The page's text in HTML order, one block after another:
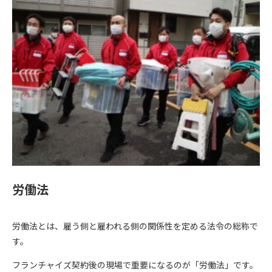
労働法
労働法とは、雇う側と雇われる側の関係性を定める法令の総称で
す。
フランチャイズ契約後の現場で重要になるのが「労働法」です。